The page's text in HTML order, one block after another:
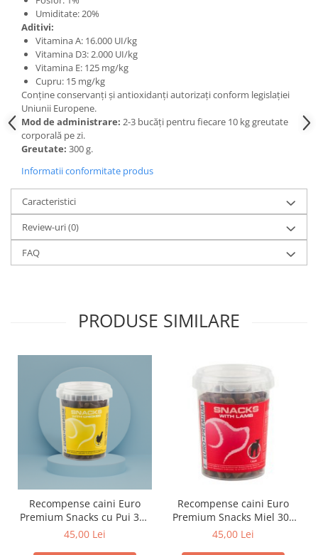
Umiditate: 20%
Aditivi:
Vitamina A: 16.000 UI/kg
Vitamina D3: 2.000 UI/kg
Vitamina E: 125 mg/kg
Cupru: 15 mg/kg
Conține conservanți și antioxidanți autorizați conform legislației
Uniunii Europene.
Mod de administrare: 2-3 bucăți pentru fiecare 10 kg greutate
corporală pe zi.
Greutate: 300 g.
Informatii conformitate produs
Caracteristici
Review-uri(0)
FAQ
PRODUSE SIMILARE
Recompense caini Euro
Premium Snacks cu Pui 300
gr
45,00 Lei
Recompense caini Euro
Premium Snacks Miel 300
gr
45,00 Lei